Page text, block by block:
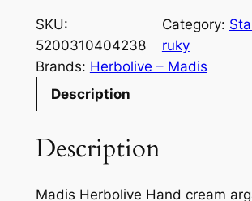
SKU:
5200310404238
Category:
ruky
Brands: Herbolive – Madis
Description
Description
Madis Herbolive Hand cream